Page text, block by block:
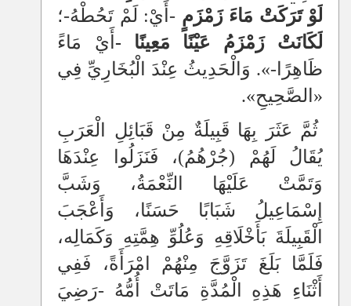
لَوْ تَرَكَتْ مَاءَ زَمْزَمٍ -أَيْ: لَمْ تَحُطْهُ-؛
لَكَانَتْ زَمْزَمُ عَيْنًا مَعِينًا - أَيْ مَاءً
ظَاهِرًا-». وَالْحَدِيثُ عِنْدَ الْبُخَارِيِّ فِي
«الصَّحِيحِ».
ثُمَّ عَثَرَ بِهَا قَبِيلَةٌ مِنْ قَبَائِلِ الْعَرَبِ
يُقَالُ لَهُمْ (جُرْهُمُ)، فَنَزَلُوا عِنْدَهَا
وَتَمَّتْ عَلَيْهَا النِّعْمَةُ، وَشَبَّ
إِسْمَاعِيلُ شَبَابًا حَسَنًا، وَأَعْجَبَ
الْقَبِيلَةَ بَأَخْلَاقِهِ وَعُلُوِّ هِمَّتِهِ وَكَمَالِه،
فَلَمَّا بَلَغَ تَزَوَّجَ مِنْهُمْ امْرَأَةً، فَفِي
أَثْنَاءِ هَذِهِ الْمُدَّةِ مَاتَتْ أُمُّهُ -رَضِيَ